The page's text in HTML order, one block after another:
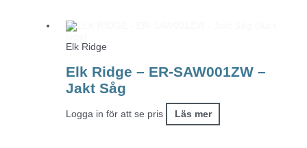
Elk Ridge
Elk Ridge – ER-SAW001ZW –
Jakt Såg
Logga in för att se pris Läs mer